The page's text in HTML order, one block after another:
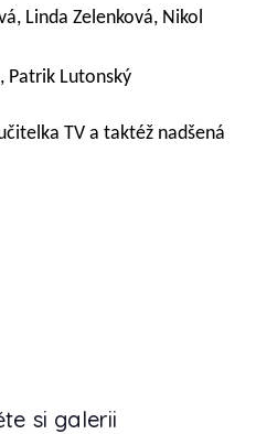
Linda Zelenková, Nikol
Patrik Lutonský
TV a taktéž nadšená
si galerii